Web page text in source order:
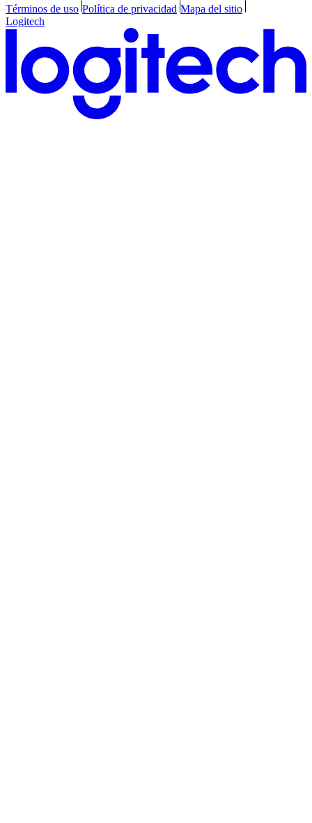
Términos de uso Política de privacidad Mapa del sitio
Logitech